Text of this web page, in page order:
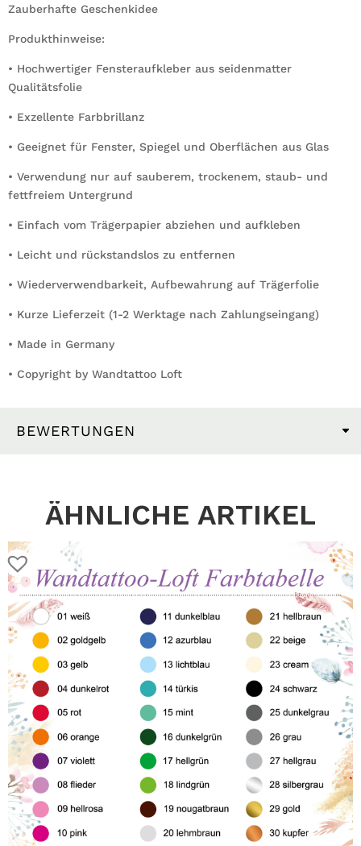
Zauberhafte Geschenkidee
Produkthinweise:
• Hochwertiger Fensteraufkleber aus seidenmatter
Qualitätsfolie
• Exzellente Farbbrillanz
• Geeignet für Fenster, Spiegel und Oberflächen aus Glas
• Verwendung nur auf sauberem, trockenem, staub- und
fettfreiem Untergrund
• Einfach vom Trägerpapier abziehen und aufkleben
• Leicht und rückstandslos zu entfernen
• Wiederverwendbarkeit, Aufbewahrung auf Trägerfolie
• Kurze Lieferzeit (1-2 Werktage nach Zahlungseingang)
• Made in Germany
• Copyright by Wandtattoo Loft
BEWERTUNGEN
ÄHNLICHE ARTIKEL